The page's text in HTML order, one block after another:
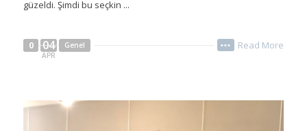
güzeldi. Şimdi bu seçkin ...
0 04
APR
Genel Read More
•••